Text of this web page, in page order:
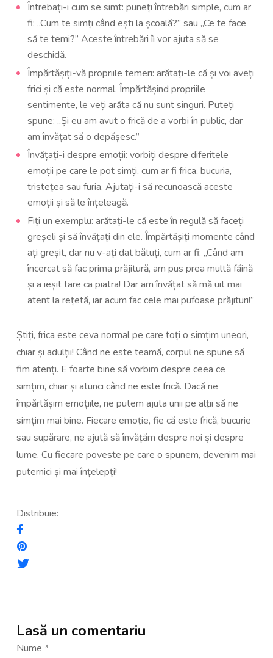
Întrebați-i cum se simt: puneți întrebări simple, cum ar
fi: „Cum te simți când ești la școală?” sau „Ce te face
să te temi?” Aceste întrebări îi vor ajuta să se
deschidă.
Împărtășiți-vă propriile temeri: arătați-le că și voi aveți
frici și că este normal. Împărtășind propriile
sentimente, le veți arăta că nu sunt singuri. Puteți
spune: „Și eu am avut o frică de a vorbi în public, dar
am învățat să o depășesc.”
Învățați-i despre emoții: vorbiți despre diferitele
emoții pe care le pot simți, cum ar fi frica, bucuria,
tristețea sau furia. Ajutați-i să recunoască aceste
emoții și să le înțeleagă.
Fiți un exemplu: arătați-le că este în regulă să faceți
greșeli și să învățați din ele. Împărtășiți momente când
ați greșit, dar nu v-ați dat bătuți, cum ar fi: „Când am
încercat să fac prima prăjitură, am pus prea multă făină
și a ieșit tare ca piatra! Dar am învățat să mă uit mai
atent la rețetă, iar acum fac cele mai pufoase prăjituri!”
Știți, frica este ceva normal pe care toți o simțim uneori,
chiar și adulții! Când ne este teamă, corpul ne spune să
fim atenți. E foarte bine să vorbim despre ceea ce
simțim, chiar și atunci când ne este frică. Dacă ne
împărtășim emoțiile, ne putem ajuta unii pe alții să ne
simțim mai bine. Fiecare emoție, fie că este frică, bucurie
sau supărare, ne ajută să învățăm despre noi și despre
lume. Cu fiecare poveste pe care o spunem, devenim mai
puternici și mai înțelepți!
Distribuie:
Lasă un comentariu
Nume *